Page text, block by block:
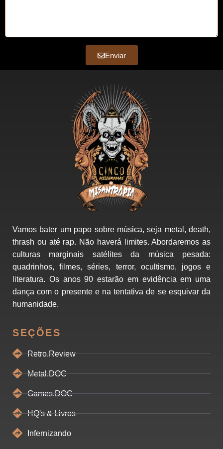
Enviar
Vamos bater um papo sobre música, seja metal, death,
thrash ou até rap. Não haverá limites. Abordaremos as
culturas marginais satélites da música pesada:
quadrinhos, filmes, séries, terror, ocultismo, jogos e
literatura. Os anos 90 estarão em evidência em uma
dança com o presente e na tentativa de se esquivar da
humanidade.
SEÇÕES
Retro.Review
Metal.DOC
Games.DOC
HQ's & Livros
Infernizando